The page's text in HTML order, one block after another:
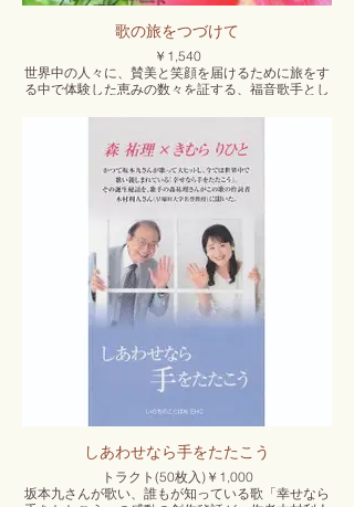
歌の旅をつづけて
￥1,540
世界中の人々に、賛美と笑顔を届けるために旅をす
る中で体験した恵みの数々を証する、福音歌手とし
深い心の痛みを抱えながら、日本中、世界中の人々
に賛美と笑顔を届けるために旅をした。
大震災が発生した台湾、大津波で被災したタイ、遠
くエチオピア、さらには刑務所コンサートで体験し
た恵みの数々を、心に響く歌詞を織り交ぜながら証
しする。
出版／いのちのことば社
しあわせなら手をたたこう
トラクト(50枚入)￥1,000
坂本九さんが歌い、誰もが知っている歌「幸せなら